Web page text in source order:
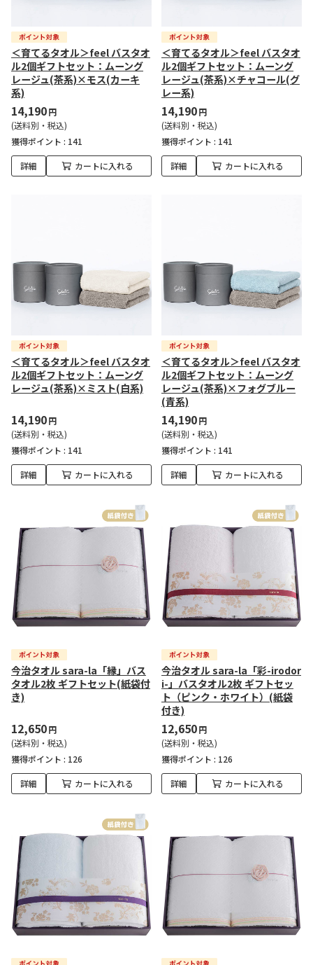
＜育てるタオル＞feel バスタオ
ル2個ギフトセット：ムーング
レージュ(茶系)×モス(カーキ
系)
14,190円
(送料別・税込)
獲得ポイント : 141
詳細 カートに入れる
＜育てるタオル＞feel バスタオ
ル2個ギフトセット：ムーング
レージュ(茶系)×チャコール(グ
レー系)
14,190円
(送料別・税込)
獲得ポイント : 141
詳細 カートに入れる
＜育てるタオル＞feel バスタオ
ル2個ギフトセット：ムーング
レージュ(茶系)×ミスト(白系)
14,190円
(送料別・税込)
獲得ポイント : 141
詳細 カートに入れる
＜育てるタオル＞feel バスタオ
ル2個ギフトセット：ムーング
レージュ(茶系)×フォグブルー
(青系)
14,190円
(送料別・税込)
獲得ポイント : 141
詳細 カートに入れる
今治タオル sara-la「縁」バス
タオル2枚 ギフトセット(紙袋付
き)
12,650円
(送料別・税込)
獲得ポイント : 126
詳細 カートに入れる
今治タオル sara-la「彩-irodor
i-」バスタオル2枚 ギフトセッ
ト（ピンク・ホワイト）(紙袋
付き)
12,650円
(送料別・税込)
獲得ポイント : 126
詳細 カートに入れる